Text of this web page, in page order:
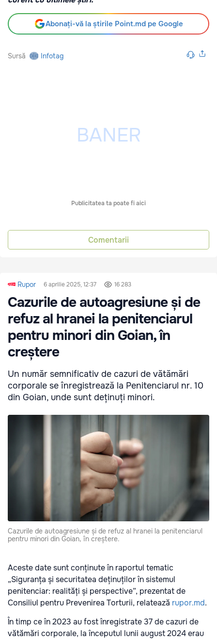
Abonați-vă la știrile Point.md pe Google
Sursă Infotag
Publicitatea ta poate fi aici
Comentarii
Rupor 6 aprilie 2025, 12:37 16 283
Cazurile de autoagresiune și de
refuz al hranei la penitenciarul
pentru minori din Goian, în
creștere
Un număr semnificativ de cazuri de vătămări
corporale se înregistrează la Penitenciarul nr. 10
din Goian, unde sunt deținuți minori.
Cazurile de autoagresiune și de refuz al hranei la penitenciarul
pentru minori din Goian, în creștere.
Aceste date sunt conținute în raportul tematic
„Siguranța și securitatea deținuților în sistemul
penitenciar: realități și perspective”, prezentat de
Consiliul pentru Prevenirea Torturii, relatează rupor.md.
În timp ce în 2023 au fost înregistrate 37 de cazuri de
vătămări corporale, la începutul lunii august 2024 erau